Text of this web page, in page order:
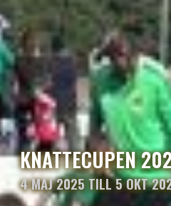
KNATTECUPEN
4 MAJ 2025 TILL 5 OKT